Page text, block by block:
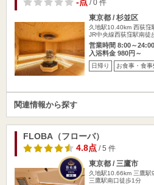
-点 / 0 件
東京都 / 杉並区
久地駅10.40km 西荻窪
JR中央線西荻窪駅南徒
営業時間 8:00～24:00
入浴料金 980円～
日帰り お食事・食事
関連情報から探す
FLOBA（フローバ）
4.8点/ 5 件
東京都 / 三鷹市
久地駅10.66km 三鷹駅
三鷹駅南口徒歩1分